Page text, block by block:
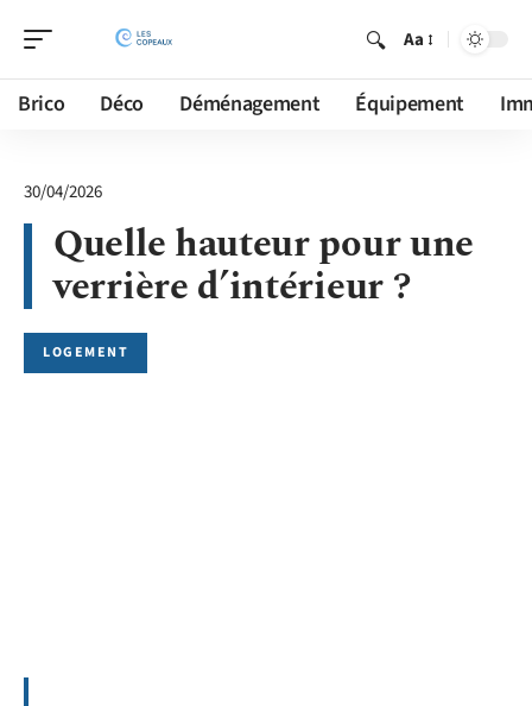
Aa
Brico Déco Déménagement Équipement
30/04/2026
Quelle hauteur pour une
verrière d’intérieur ?
LOGEMENT